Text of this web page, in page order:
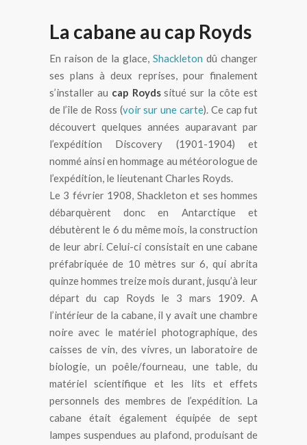
La cabane au cap Royds
En raison de la glace,Shackleton dû changer
ses plans à deux reprises, pour finalement
s’installer au cap Roydssitué sur la côte est
de l’île de Ross (voir sur une carte). Ce cap fut
découvert quelques années auparavant par
l’expédition Discovery (1901-1904) et
nommé ainsi en hommage au météorologue de
l’expédition, le lieutenant Charles Royds.
Le 3 février 1908, Shackleton et ses hommes
débarquèrent donc en Antarctique et
débutèrent le 6 du même mois, la construction
de leur abri. Celui-ci consistait en une cabane
préfabriquée de 10 mètres sur 6, qui abrita
quinze hommes treize mois durant, jusqu’à leur
départ du cap Royds le 3 mars 1909. A
l’intérieur de la cabane, il y avait une chambre
noire avec le matériel photographique, des
caisses de vin, des vivres, un laboratoire de
biologie, un poêle/fourneau, une table, du
matériel scientifique et les lits et effets
personnels des membres de l’expédition. La
cabane était également équipée de sept
lampes suspendues au plafond, produisant de